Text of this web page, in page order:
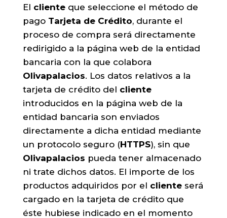
El clienteque seleccione el método de
pago Tarjeta de Crédito, durante el
proceso de compra será directamente
redirigido a la página web de la entidad
bancaria con la que colabora
Olivapalacios. Los datos relativos a la
tarjeta de crédito del cliente
introducidos en la página web de la
entidad bancaria son enviados
directamente a dicha entidad mediante
un protocolo seguro (HTTPS), sin que
Olivapalacios pueda tener almacenado
ni trate dichos datos. El importe de los
productos adquiridos por el clienteserá
cargado en la tarjeta de crédito que
éste hubiese indicado en el momento